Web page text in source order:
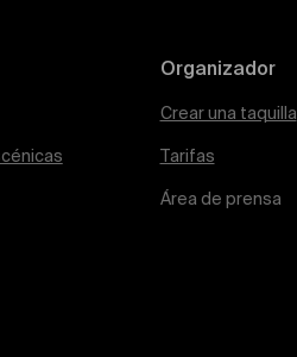
Organizador
Crear una taquilla
Tarifas
Área de prensa